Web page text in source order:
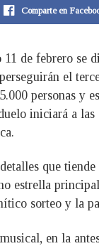
Comparte en
11 de febrero se
el
personas y
iniciará a
que
estrella
sorteo y la
en la